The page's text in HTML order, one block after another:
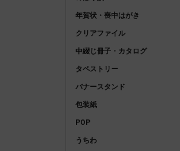
年賀状・喪中はがき
クリアファイル
中綴じ冊子・カタログ
タペストリー
バナースタンド
包装紙
POP
うちわ